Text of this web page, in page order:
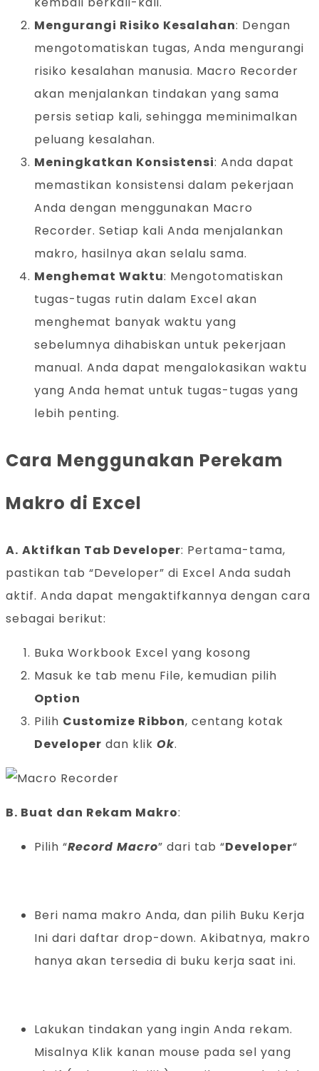
Mengurangi Risiko Kesalahan: Dengan
mengotomatiskan tugas, Anda mengurangi
risiko kesalahan manusia. Macro Recorder
akan menjalankan tindakan yang sama
persis setiap kali, sehingga meminimalkan
peluang kesalahan.
Meningkatkan Konsistensi: Anda dapat
memastikan konsistensi dalam pekerjaan
Anda dengan menggunakan Macro
Recorder. Setiap kali Anda menjalankan
makro, hasilnya akan selalu sama.
Menghemat Waktu: Mengotomatiskan
tugas-tugas rutin dalam Excel akan
menghemat banyak waktu yang
sebelumnya dihabiskan untuk pekerjaan
manual. Anda dapat mengalokasikan waktu
yang Anda hemat untuk tugas-tugas yang
lebih penting.
Cara Menggunakan Perekam
Makro di Excel
A. Aktifkan Tab Developer: Pertama-tama,
pastikan tab “Developer” di Excel Anda sudah
aktif. Anda dapat mengaktifkannya dengan cara
sebagai berikut:
Buka Workbook Excel yang kosong
Masuk ke tab menu File, kemudian pilih
Option
Pilih Customize Ribbon, centang kotak
Developer dan klik Ok.
B. Buat dan Rekam Makro:
Pilih “Record Macro” dari tab “Developer“
Beri nama makro Anda, dan pilih Buku Kerja
Ini dari daftar drop-down. Akibatnya, makro
hanya akan tersedia di buku kerja saat ini.
Lakukan tindakan yang ingin Anda rekam.
Misalnya Klik kanan mouse pada sel yang